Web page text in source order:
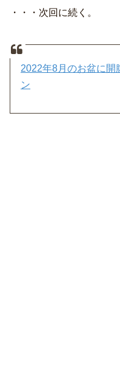
・・・次回に続く。
2022年8月のお盆に開
ン